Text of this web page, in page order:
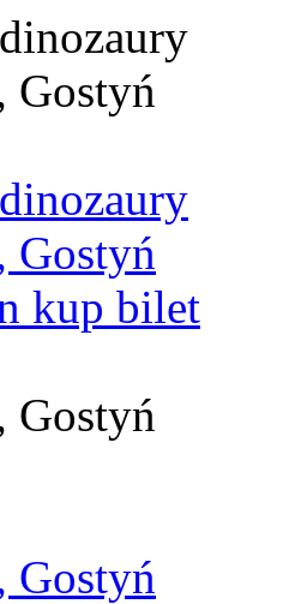
Gostyń
Gostyń
kup bilet
Gostyń
Gostyń